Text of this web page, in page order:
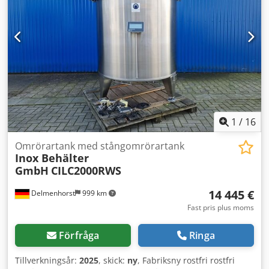
1 / 16
Delmenhorst 999 km
Omrörartank med stångomrörartank
Inox Behälter
GmbH CILC2000RWS
14 445 €
Fast pris plus moms
Förfråga Ringa
Tillverkningsår: 2025, skick: ny, Fabriksny rostfri rostfri